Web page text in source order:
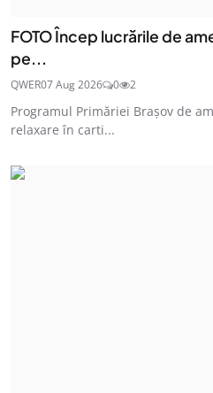
FOTO Încep lucrările de
pe...
QWER07 Aug 2026 0 2
Programul Primăriei Brașov de
relaxare în carti...